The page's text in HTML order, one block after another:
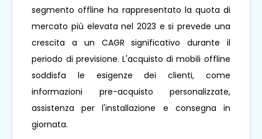
segmento offline ha rappresentato la quota di
mercato più elevata nel 2023 e si prevede una
crescita a un CAGR significativo durante il
periodo di previsione. L'acquisto di mobili offline
soddisfa le esigenze dei clienti, come
informazioni pre-acquisto personalizzate,
assistenza per l'installazione e consegna in
giornata.